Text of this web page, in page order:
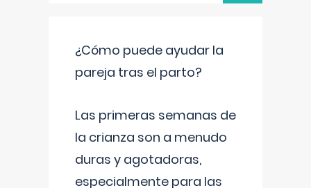
¿Cómo puede ayudar la
pareja tras el parto?
Las primeras semanas de
la crianza son a menudo
duras y agotadoras,
especialmente para las